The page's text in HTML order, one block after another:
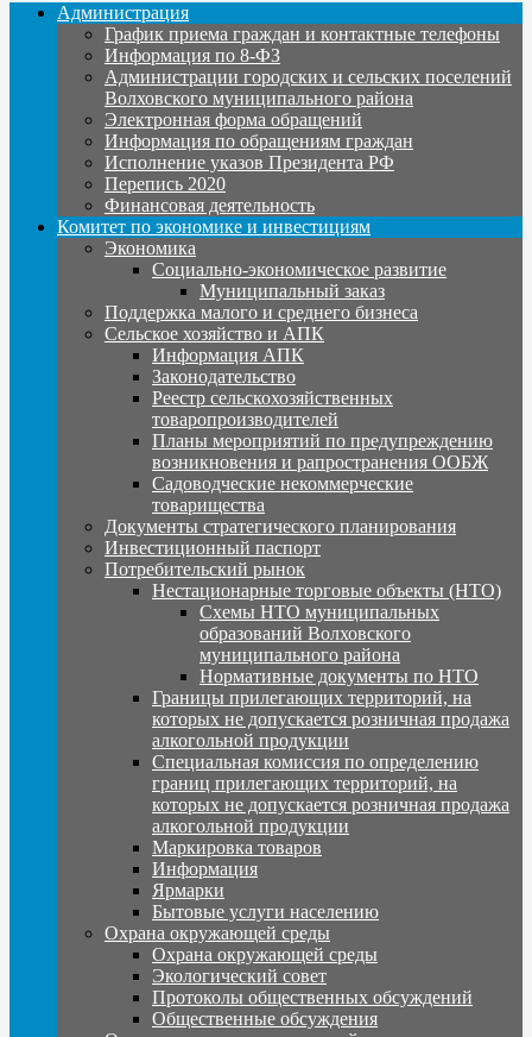
Администрация
График приема граждан и контактные телефоны
Информация по 8-ФЗ
Администрации городских и сельских поселений
Волховского муниципального района
Электронная форма обращений
Информация по обращениям граждан
Исполнение указов Президента РФ
Перепись 2020
Финансовая деятельность
Комитет по экономике и инвестициям
Экономика
Социально-экономическое развитие
Муниципальный заказ
Поддержка малого и среднего бизнеса
Сельское хозяйство и АПК
Информация АПК
Законодательство
Реестр сельскохозяйственных
товаропроизводителей
Планы мероприятий по предупреждению
возникновения и рапространения ООБЖ
Садоводческие некоммерческие
товарищества
Документы стратегического планирования
Инвестиционный паспорт
Потребительский рынок
Нестационарные торговые объекты (НТО)
Схемы НТО муниципальных
образований Волховского
муниципального района
Нормативные документы по НТО
Границы прилегающих территорий, на
которых не допускается розничная продажа
алкогольной продукции
Специальная комиссия по определению
границ прилегающих территорий, на
которых не допускается розничная продажа
алкогольной продукции
Маркировка товаров
Информация
Ярмарки
Бытовые услуги населению
Охрана окружающей среды
Охрана окружающей среды
Экологический совет
Протоколы общественных обсуждений
Общественные обсуждения